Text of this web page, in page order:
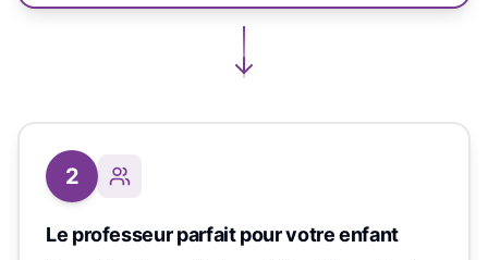
2
Le professeur parfait pour votre enfant